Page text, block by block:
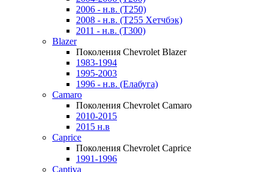
2006 - н.в. (T250)
2008 - н.в. (T255 Хетчбэк)
2011 - н.в. (Т300)
Blazer
Поколения Chevrolet Blazer
1983-1994
1995-2003
1996 - н.в. (Елабуга)
Camaro
Поколения Chevrolet Camaro
2010-2015
2015 н.в
Caprice
Поколения Chevrolet Caprice
1991-1996
Captiva